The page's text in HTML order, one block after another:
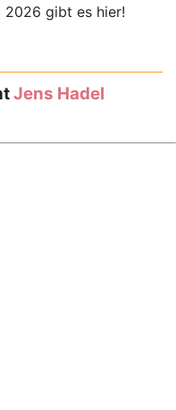
2026 gibt es hier!
Jens Hadel